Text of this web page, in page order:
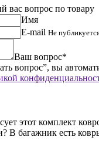
вас вопрос по товару
Имя
E-mail Не
Ваш вопрос*
вопрос”, вы
этот комплект
В багажник есть